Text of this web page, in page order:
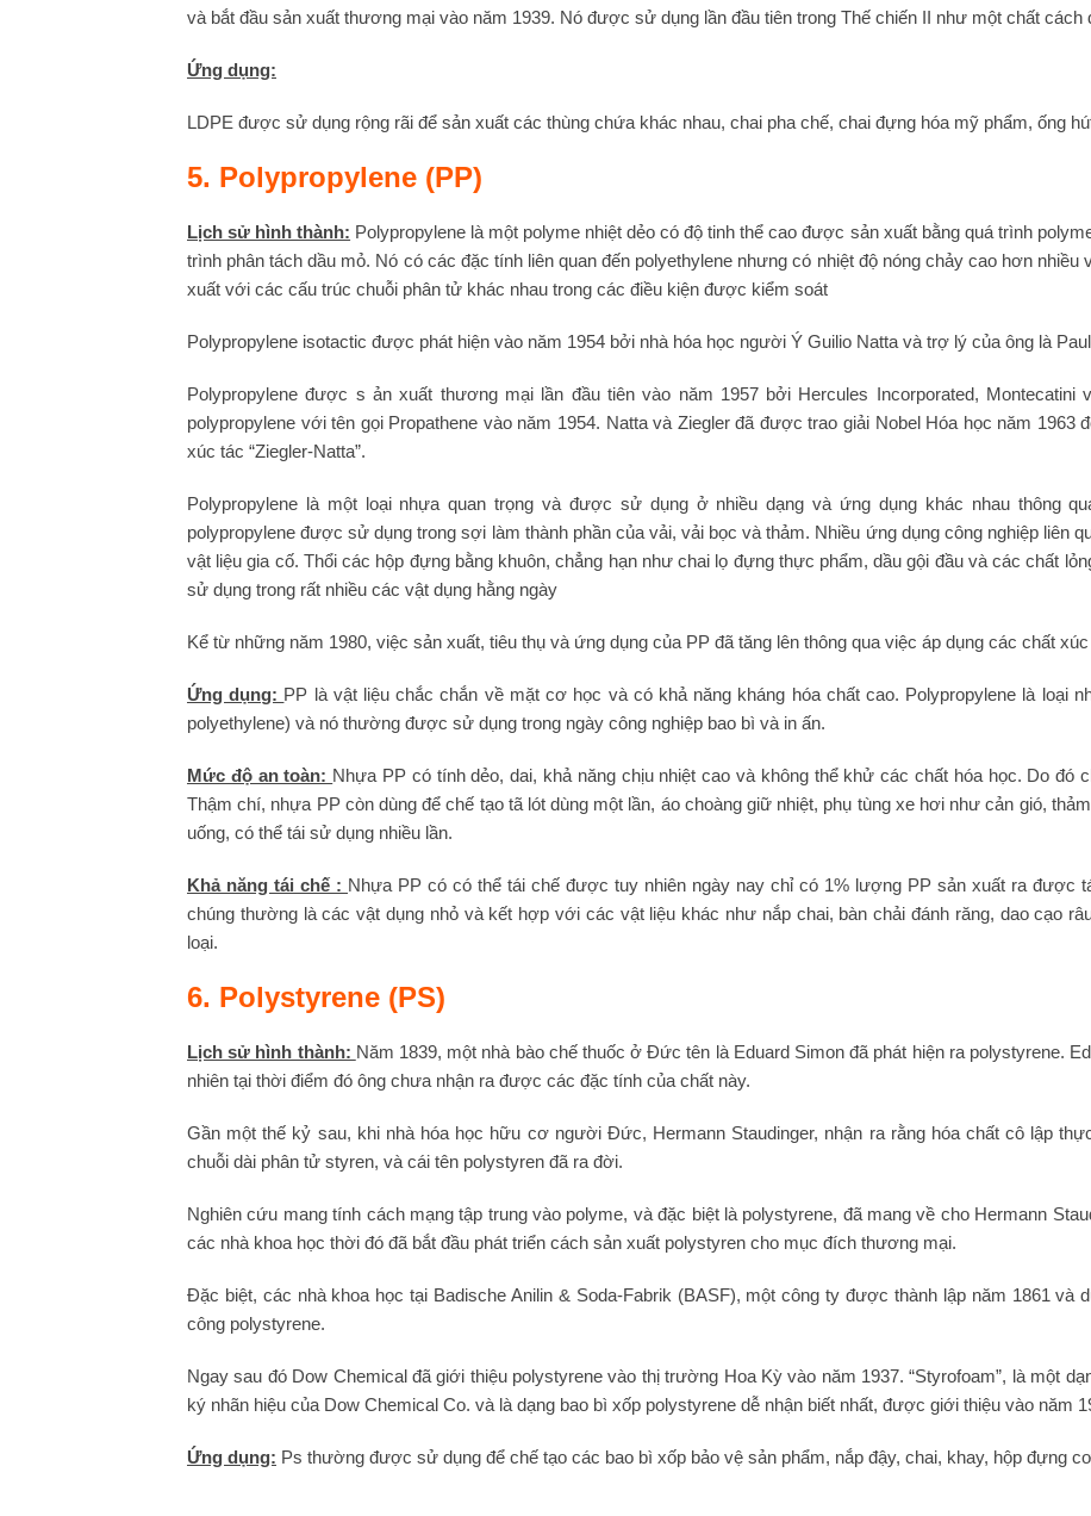
và bắt đầu sản xuất thương mại vào năm 1939. Nó được sử dụng lần đầu tiên trong Thế chiến II như một chất cách
Ứng dụng:
LDPE được sử dụng rộng rãi để sản xuất các thùng chứa khác nhau, chai pha chế, chai đựng hóa mỹ phẩm, ống
5. Polypropylene (PP)
Lịch sử hình thành: Polypropylene là một polyme nhiệt dẻo có độ tinh thể cao được sản xuất bằng quá trình
trình phân tách dầu mỏ. Nó có các đặc tính liên quan đến polyethylene nhưng có nhiệt độ nóng chảy cao hơn
xuất với các cấu trúc chuỗi phân tử khác nhau trong các điều kiện được kiểm soát
Polypropylene isotactic được phát hiện vào năm 1954 bởi nhà hóa học người Ý Guilio Natta và trợ lý của ông là
Polypropylene được s ản xuất thương mại lần đầu tiên vào năm 1957 bởi Hercules Incorporated,
polypropylene với tên gọi Propathene vào năm 1954. Natta và Ziegler đã được trao giải Nobel Hóa học năm 1963
xúc tác “Ziegler-Natta”.
Polypropylene là một loại nhựa quan trọng và được sử dụng ở nhiều dạng và ứng dụng khác nhau thông
polypropylene được sử dụng trong sợi làm thành phần của vải, vải bọc và thảm. Nhiều ứng dụng công nghiệp liên
vật liệu gia cố. Thổi các hộp đựng bằng khuôn, chẳng hạn như chai lọ đựng thực phẩm, dầu gội đầu và các chất
sử dụng trong rất nhiều các vật dụng hằng ngày
Kể từ những năm 1980, việc sản xuất, tiêu thụ và ứng dụng của PP đã tăng lên thông qua việc áp dụng các chất
Ứng dụng: PP là vật liệu chắc chắn về mặt cơ học và có khả năng kháng hóa chất cao. Polypropylene là loại
polyethylene) và nó thường được sử dụng trong ngày công nghiệp bao bì và in ấn.
Mức độ an toàn: Nhựa PP có tính dẻo, dai, khả năng chịu nhiệt cao và không thể khử các chất hóa học. Do đó
Thậm chí, nhựa PP còn dùng để chế tạo tã lót dùng một lần, áo choàng giữ nhiệt, phụ tùng xe hơi như cản gió,
uống, có thể tái sử dụng nhiều lần.
Khả năng tái chế : Nhựa PP có có thể tái chế được tuy nhiên ngày nay chỉ có 1% lượng PP sản xuất ra được
chúng thường là các vật dụng nhỏ và kết hợp với các vật liệu khác như nắp chai, bàn chải đánh răng, dao cạo
loại.
6. Polystyrene (PS)
Lịch sử hình thành: Năm 1839, một nhà bào chế thuốc ở Đức tên là Eduard Simon đã phát hiện ra polystyrene.
nhiên tại thời điểm đó ông chưa nhận ra được các đặc tính của chất này.
Gần một thế kỷ sau, khi nhà hóa học hữu cơ người Đức, Hermann Staudinger, nhận ra rằng hóa chất cô lập
chuỗi dài phân tử styren, và cái tên polystyren đã ra đời.
Nghiên cứu mang tính cách mạng tập trung vào polyme, và đặc biệt là polystyrene, đã mang về cho Hermann
các nhà khoa học thời đó đã bắt đầu phát triển cách sản xuất polystyren cho mục đích thương mại.
Đặc biệt, các nhà khoa học tại Badische Anilin & Soda-Fabrik (BASF), một công ty được thành lập năm 1861 và
công polystyrene.
Ngay sau đó Dow Chemical đã giới thiệu polystyrene vào thị trường Hoa Kỳ vào năm 1937. “Styrofoam”, là một
ký nhãn hiệu của Dow Chemical Co. và là dạng bao bì xốp polystyrene dễ nhận biết nhất, được giới thiệu vào năm
Ứng dụng: Ps thường được sử dụng để chế tạo các bao bì xốp bảo vệ sản phẩm, nắp đậy, chai, khay, hộp đựng